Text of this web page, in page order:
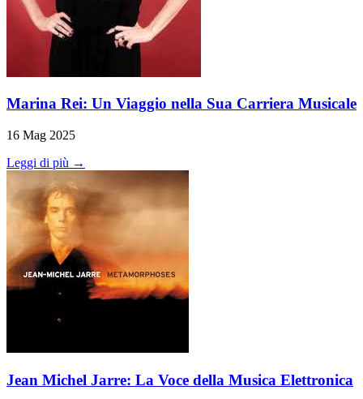
Marina Rei: Un Viaggio nella Sua Carriera Musicale
16 Mag 2025
Leggi di più →
Jean Michel Jarre: La Voce della Musica Elettronica